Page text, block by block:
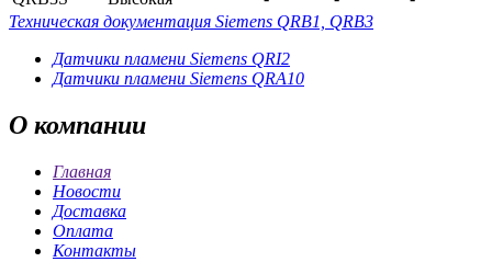
Техническая документация Siemens QRB1, QRB3
Датчики пламени Siemens QRI2
Датчики пламени Siemens QRA10
О компании
Главная
Новости
Доставка
Оплата
Контакты